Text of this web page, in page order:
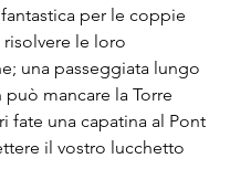
per le coppie
le loro
una passeggiata lungo
può mancare la Torre
fate una capatina al Pont
il vostro lucchetto